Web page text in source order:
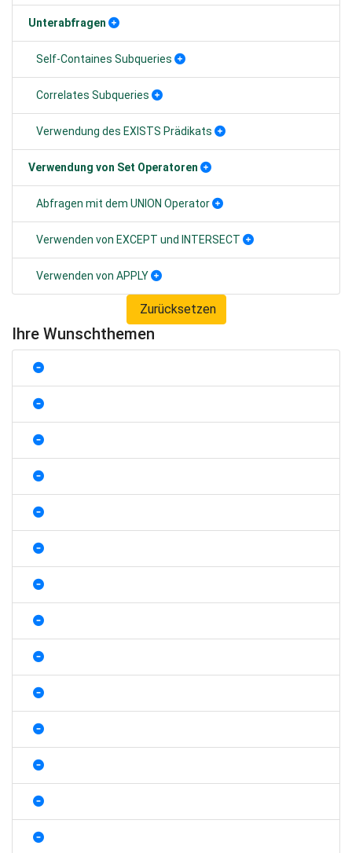
Unterabfragen
Self-Containes Subqueries
Correlates Subqueries
Verwendung des EXISTS Prädikats
Verwendung von Set Operatoren
Abfragen mit dem UNION Operator
Verwenden von EXCEPT und INTERSECT
Verwenden von APPLY
Zurücksetzen
Ihre Wunschthemen